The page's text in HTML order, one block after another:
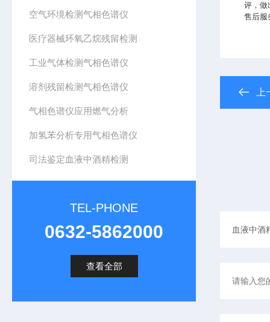
空气环境检测气相色谱仪
医疗器械环氧乙烷残留检测
工业气体检测气相色谱仪
溶剂残留检测气相色谱仪
气相色谱仪应用燃气分析
加氢苯分析专用气相色谱仪
司法鉴定血液中酒精检测
TEL-PHONE
0632-5862000
查看全部
评，做
售后服